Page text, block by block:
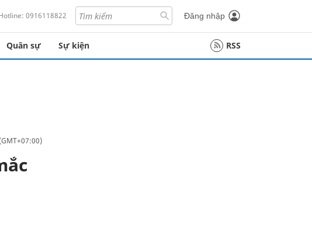
0916118822 Đăng nhập
Quân sự Sự kiện RSS